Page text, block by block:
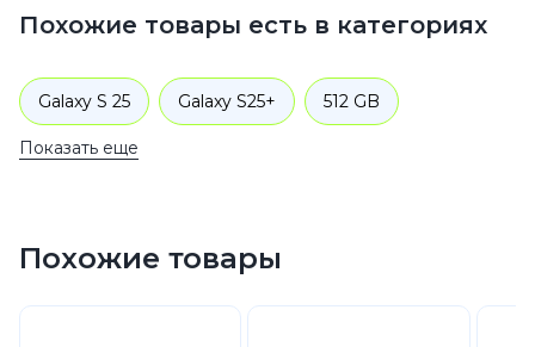
Похожие товары есть в категориях
Galaxy S 25 Galaxy S25+ 512 GB
Смартфоны
Показать еще
Похожие товары